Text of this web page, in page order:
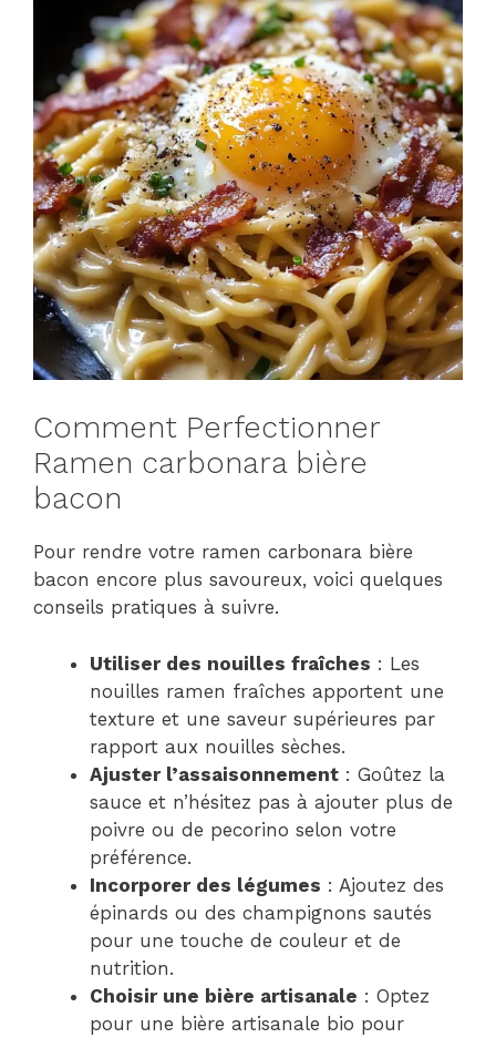
Comment Perfectionner
Ramen carbonara bière
bacon
Pour rendre votre ramen carbonara bière
bacon encore plus savoureux, voici quelques
conseils pratiques à suivre.
Utiliser des nouilles fraîches : Les
nouilles ramen fraîches apportent une
texture et une saveur supérieures par
rapport aux nouilles sèches.
Ajuster l’assaisonnement : Goûtez la
sauce et n’hésitez pas à ajouter plus de
poivre ou de pecorino selon votre
préférence.
Incorporer des légumes : Ajoutez des
épinards ou des champignons sautés
pour une touche de couleur et de
nutrition.
Choisir une bière artisanale : Optez
pour une bière artisanale bio pour